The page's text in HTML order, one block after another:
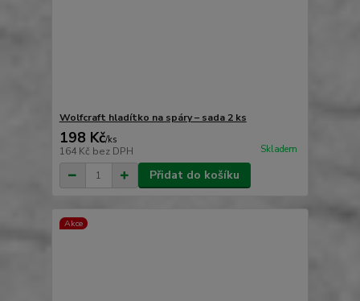
Wolfcraft hladítko na spáry – sada 2 ks
198 Kč/ks
164 Kč bez DPH Skladem
Přidat do košíku
Akce